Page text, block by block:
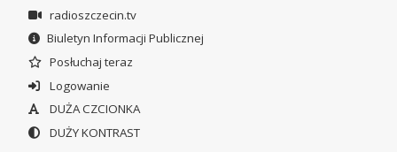
radioszczecin.tv
Biuletyn Informacji Publicznej
Posłuchaj teraz
Logowanie
DUŻA CZCIONKA
DUŻY KONTRAST